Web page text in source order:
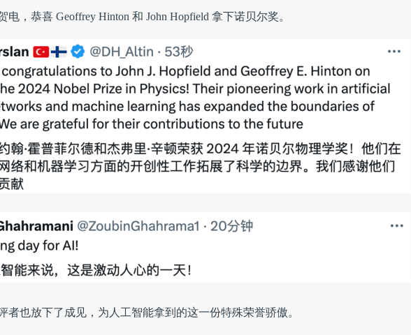
，恭喜 Geoffrey Hinton 和 John Hopfield 拿下诺贝尔奖。
者也放下了成见，为人工智能拿到的这一份特殊荣誉骄傲。